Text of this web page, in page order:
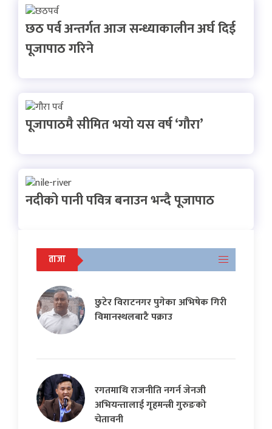
छठ पर्व अन्तर्गत आज सन्ध्याकालीन अर्घ दिई
पूजापाठ गरिने
पूजापाठमै सीमित भयो यस वर्ष ‘गौरा’
नदीको पानी पवित्र बनाउन भन्दै पूजापाठ
ताजा
छुटेर विराटनगर पुगेका अभिषेक गिरी
विमानस्थलबाटै पक्राउ
रगतमाथि राजनीति नगर्न जेनजी
अभियन्तालाई गृहमन्त्री गुरुङको
चेतावनी